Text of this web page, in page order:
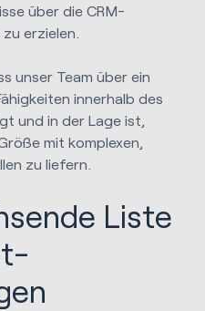
über die CRM-
erzielen.
unser Team über ein
innerhalb des
und in der Lage ist,
mit komplexen,
zu liefern.
Liste